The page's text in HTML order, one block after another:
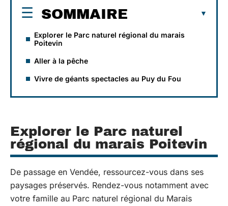
SOMMAIRE
Explorer le Parc naturel régional du marais
Poitevin
Aller à la pêche
Vivre de géants spectacles au Puy du Fou
Explorer le Parc naturel
régional du marais Poitevin
De passage en Vendée, ressourcez-vous dans ses
paysages préservés. Rendez-vous notamment avec
votre famille au Parc naturel régional du Marais